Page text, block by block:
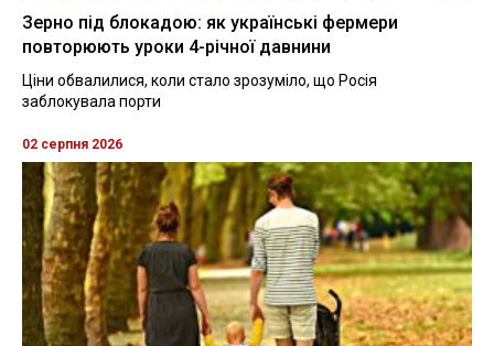
Зерно під блокадою: як українські фермери
повторюють уроки 4-річної давнини
Ціни обвалилися, коли стало зрозуміло, що Росія
заблокувала порти
02 серпня 2026